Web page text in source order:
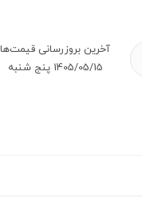
آخرین بروز‌رسانی قیمت‌ها
1405/05/15 پنج شنبه